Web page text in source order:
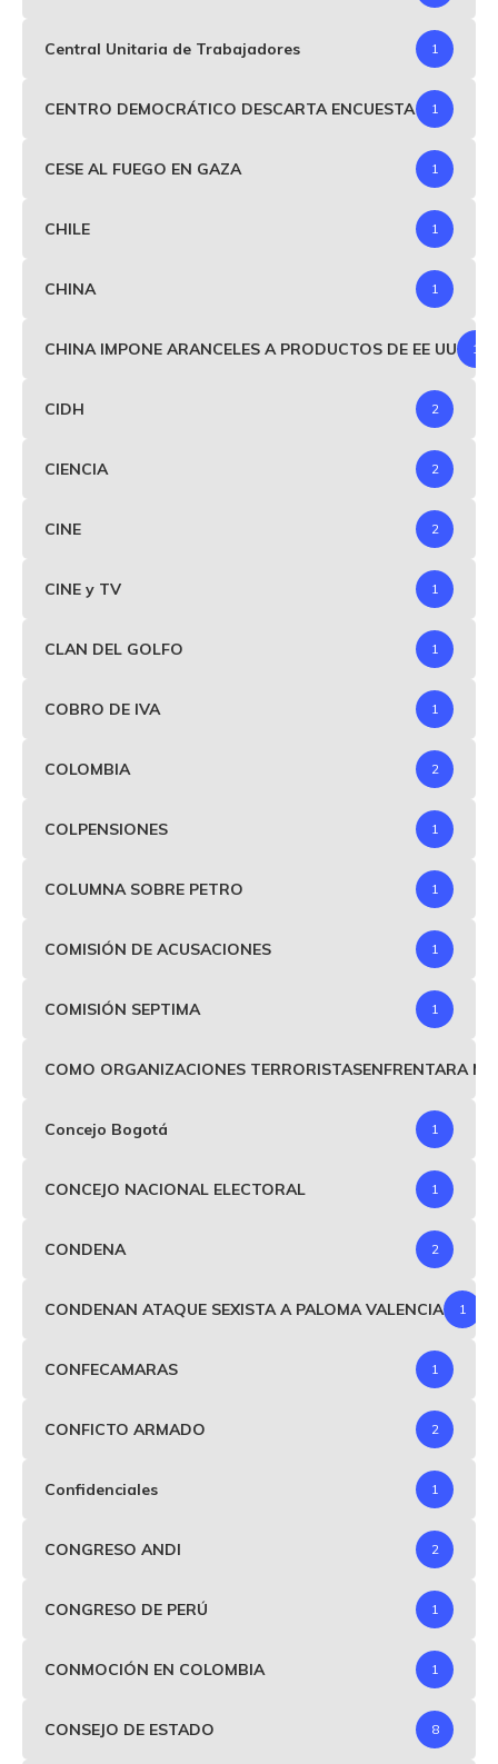
Central Unitaria de Trabajadores 1
CENTRO DEMOCRÁTICO DESCARTA ENCUESTA 1
CESE AL FUEGO EN GAZA 1
CHILE 1
CHINA 1
CHINA IMPONE ARANCELES A PRODUCTOS DE EE UU 1
CIDH 2
CIENCIA 2
CINE 2
CINE y TV 1
CLAN DEL GOLFO 1
COBRO DE IVA 1
COLOMBIA 2
COLPENSIONES 1
COLUMNA SOBRE PETRO 1
COMISIÓN DE ACUSACIONES 1
COMISIÓN SEPTIMA 1
COMO ORGANIZACIONES TERRORISTASENFRENTARA
Concejo Bogotá 1
CONCEJO NACIONAL ELECTORAL 1
CONDENA 2
CONDENAN ATAQUE SEXISTA A PALOMA VALENCIA 1
CONFECAMARAS 1
CONFICTO ARMADO 2
Confidenciales 1
CONGRESO ANDI 2
CONGRESO DE PERÚ 1
CONMOCIÓN EN COLOMBIA 1
CONSEJO DE ESTADO 8